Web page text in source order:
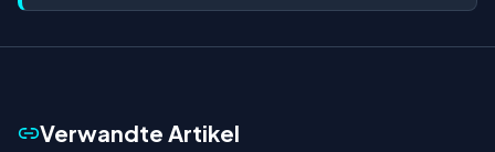
Verwandte Artikel